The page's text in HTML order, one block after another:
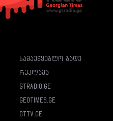
სამაუწყებლო ბადე
რეკლამა
gtradio.ge
geotimes.ge
gttv.ge